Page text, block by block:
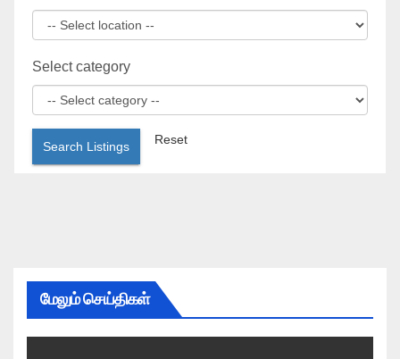
Select category
Search Listings Reset
மேலும் செய்திகள்